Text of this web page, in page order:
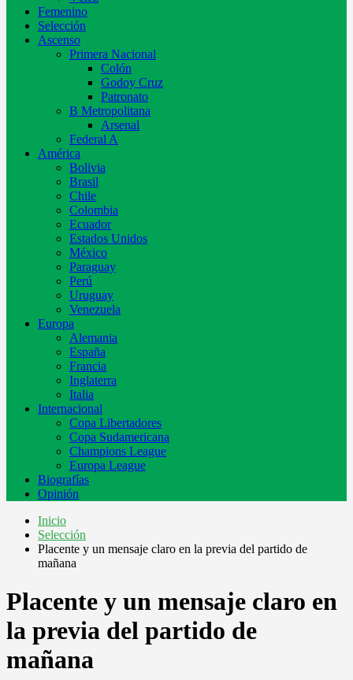
Femenino
Selección
Ascenso
Primera Nacional
Colón
Godoy Cruz
Patronato
B Metropolitana
Arsenal
Federal A
América
Bolivia
Brasil
Chile
Colombia
Ecuador
Estados Unidos
México
Paraguay
Perú
Uruguay
Venezuela
Europa
Alemania
España
Francia
Inglaterra
Italia
Internacional
Copa Libertadores
Copa Sudamericana
Champions League
Europa League
Biografías
Opinión
Inicio
Selección
Placente y un mensaje claro en la previa del partido de
mañana
Placente y un mensaje claro en
la previa del partido de
mañana